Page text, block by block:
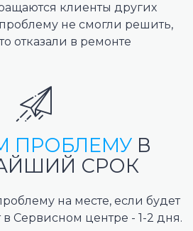
клиенты других
не смогли решить,
отказали в ремонте
ПРОБЛЕМУ В
СРОК
на месте, если будет
Сервисном центре - 1-2 дня.